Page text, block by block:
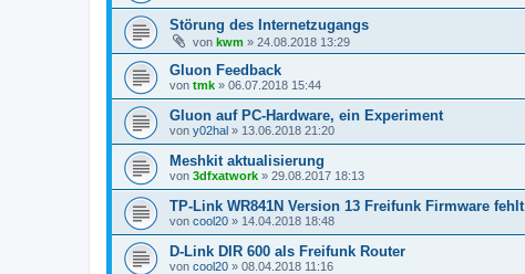
Störung des Internetzugangs
von kwm » 24.08.2018 13:29
Gluon Feedback
von tmk » 06.07.2018 15:44
Gluon auf PC-Hardware, ein Experiment
von y02hal » 13.06.2018 21:20
Meshkit aktualisierung
von 3dfxatwork » 29.08.2017 18:13
TP-Link WR841N Version 13 Freifunk Firmware fehlt
von cool20 » 14.04.2018 18:48
D-Link DIR 600 als Freifunk Router
von cool20 » 08.04.2018 11:16